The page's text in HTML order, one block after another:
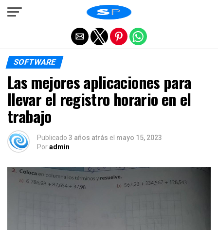
SOFTWARE
Las mejores aplicaciones para
llevar el registro horario en el
trabajo
Publicado 3 años atrás el mayo 15, 2023
Poradmin
Salir de la versión móvil